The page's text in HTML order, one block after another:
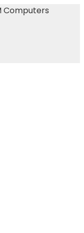
Computers